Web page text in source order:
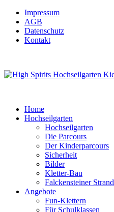
Impressum
AGB
Datenschutz
Kontakt
Home
Hochseilgarten
Hochseilgarten
Die Parcours
Der Kinderparcours
Sicherheit
Bilder
Kletter-Bau
Falckensteiner Strand
Angebote
Fun-Klettern
Für Schulklassen